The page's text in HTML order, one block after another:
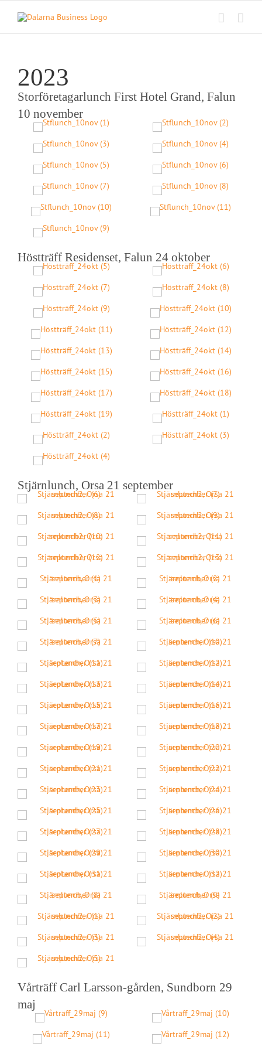
Skip
content
2023
Storföretagarlunch First Hotel Grand, Falun
10 november
Höstträff Residenset, Falun 24 oktober
Stjärnlunch, Orsa 21 september
Vårträff Carl Larsson-gården, Sundborn 29
maj